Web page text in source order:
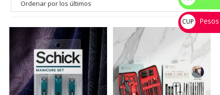
$
CUP
💰
cup
Pesos